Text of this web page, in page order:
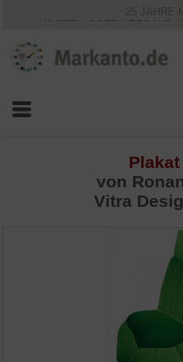
25 JAHRE
KOSTENLOSER VERSAND
VIELFÄLTIGE
von
Vitra